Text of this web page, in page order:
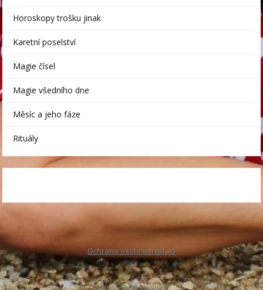
Horoskopy trošku jinak
Karetní poselství
Magie čísel
Magie všedního dne
Měsíc a jeho fáze
Rituály
Ochrana osobních údajů
Obchodní podmínky